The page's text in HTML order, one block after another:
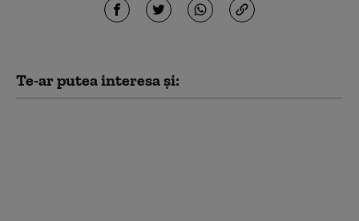
Te-ar putea interesa și: